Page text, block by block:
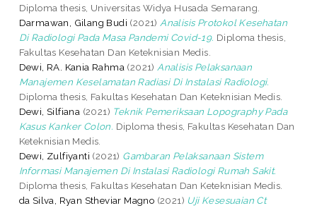
Diploma thesis, Universitas Widya Husada Semarang.
Darmawan, Gilang Budi (2021) Analisis Protokol Kesehatan
Di Radiologi Pada Masa Pandemi Covid-19. Diploma thesis,
Fakultas Kesehatan Dan Keteknisian Medis.
Dewi, RA. Kania Rahma (2021) Analisis Pelaksanaan
Manajemen Keselamatan Radiasi Di Instalasi Radiologi.
Diploma thesis, Fakultas Kesehatan Dan Keteknisian Medis.
Dewi, Silfiana (2021) Teknik Pemeriksaan Lopography Pada
Kasus Kanker Colon. Diploma thesis, Fakultas Kesehatan Dan
Keteknisian Medis.
Dewi, Zulfiyanti (2021) Gambaran Pelaksanaan Sistem
Informasi Manajemen Di Instalasi Radiologi Rumah Sakit.
Diploma thesis, Fakultas Kesehatan Dan Keteknisian Medis.
da Silva, Ryan Stheviar Magno (2021) Uji Kesesuaian Ct